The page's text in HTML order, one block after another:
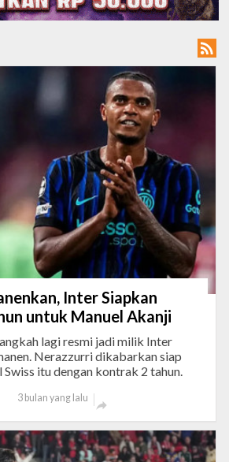

Inter Siapkan
untuk Manuel Akanji
lagi resmi jadi milik Inter
Nerazzurri dikabarkan siap
itu dengan kontrak 2 tahun.
3 bulan yang lalu
